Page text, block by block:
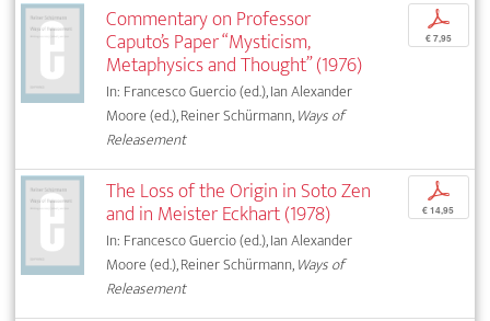
Commentary on Professor
Caputo’s Paper “Mysticism,
Metaphysics and Thought” (1976)
In: Francesco Guercio (ed.), Ian Alexander
Moore (ed.), Reiner Schürmann,Ways of
Releasement
p
€ 7,95
The Loss of the Origin in Soto Zen
and in Meister Eckhart (1978)
In: Francesco Guercio (ed.), Ian Alexander
Moore (ed.), Reiner Schürmann,Ways of
Releasement
p
€ 14,95